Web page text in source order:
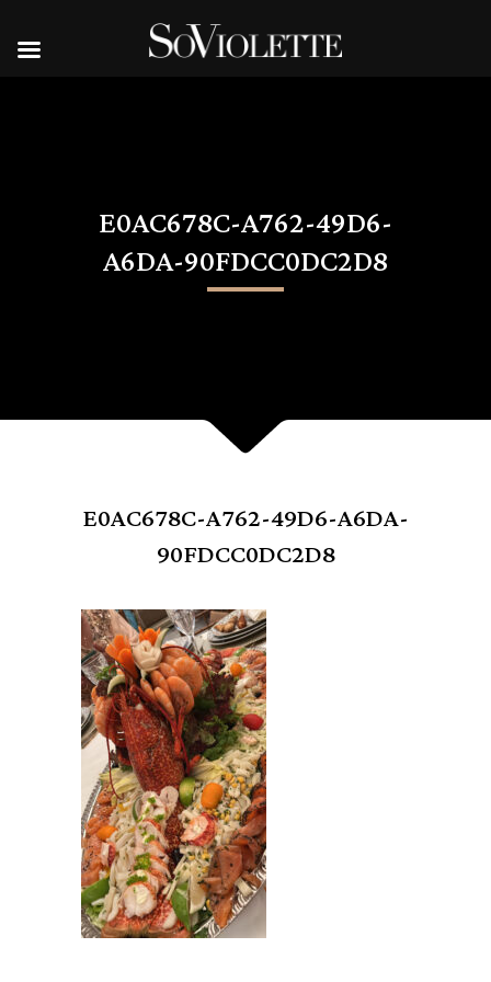
E0AC678C-A762-49D6-
A6DA-90FDCC0DC2D8
E0AC678C-A762-49D6-A6DA-
90FDCC0DC2D8